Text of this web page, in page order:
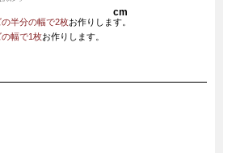
半分の幅で2枚お作りします。
幅で1枚お作りします。
cm